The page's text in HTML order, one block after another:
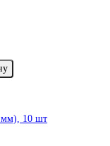
мм), 10 шт